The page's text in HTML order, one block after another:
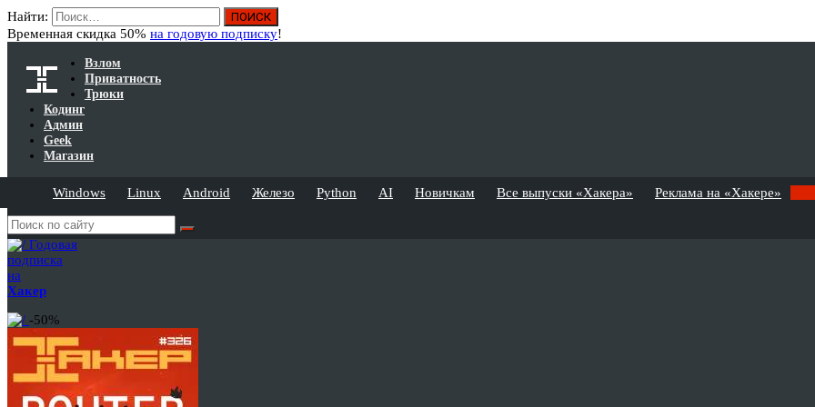
Найти:
Временная скидка 50% на годовую подписку!
Взлом
Приватность
Трюки
Кодинг
Админ
Geek
Магазин
Windows Linux Android Железо Python AI Новичкам Все выпуски «Хакера» Реклама на «Хакере»
Годовая
подписка
на
Хакер
-50%